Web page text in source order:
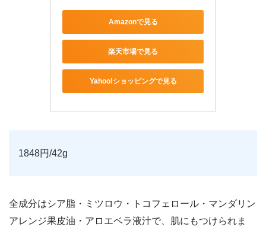
Amazonで見る
楽天市場で見る
Yahoo!ショッピングで見る
1848円/42g
全成分はシア脂・ミツロウ・トコフェロール・マンダリン
アレンジ果皮油・アロエベラ液汁で、肌にもつけられま